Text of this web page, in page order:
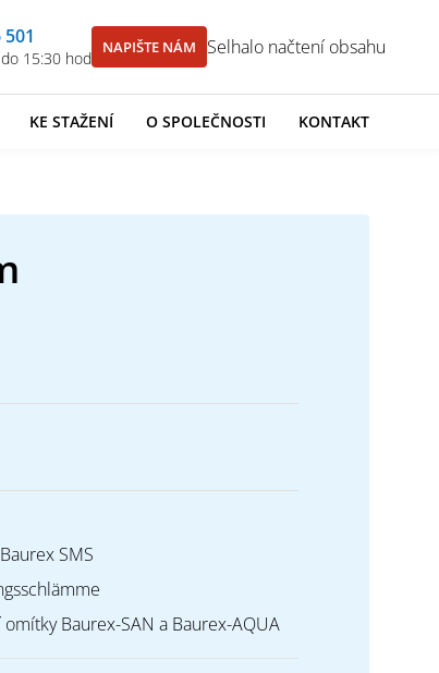
15:30 hod
NAPIŠTE NÁM Selhalo načtení obsahu
KE STAŽENÍ O SPOLEČNOSTI KONTAKT
SMS
Baurex-SAN a Baurex-AQUA